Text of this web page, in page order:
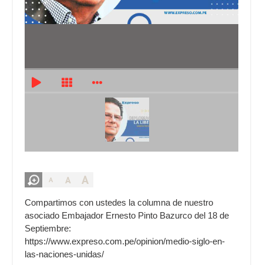
A A A
Compartimos con ustedes la columna de nuestro
asociado Embajador Ernesto Pinto Bazurco del 18 de
Septiembre:
https://www.expreso.com.pe/opinion/medio-siglo-en-
las-naciones-unidas/